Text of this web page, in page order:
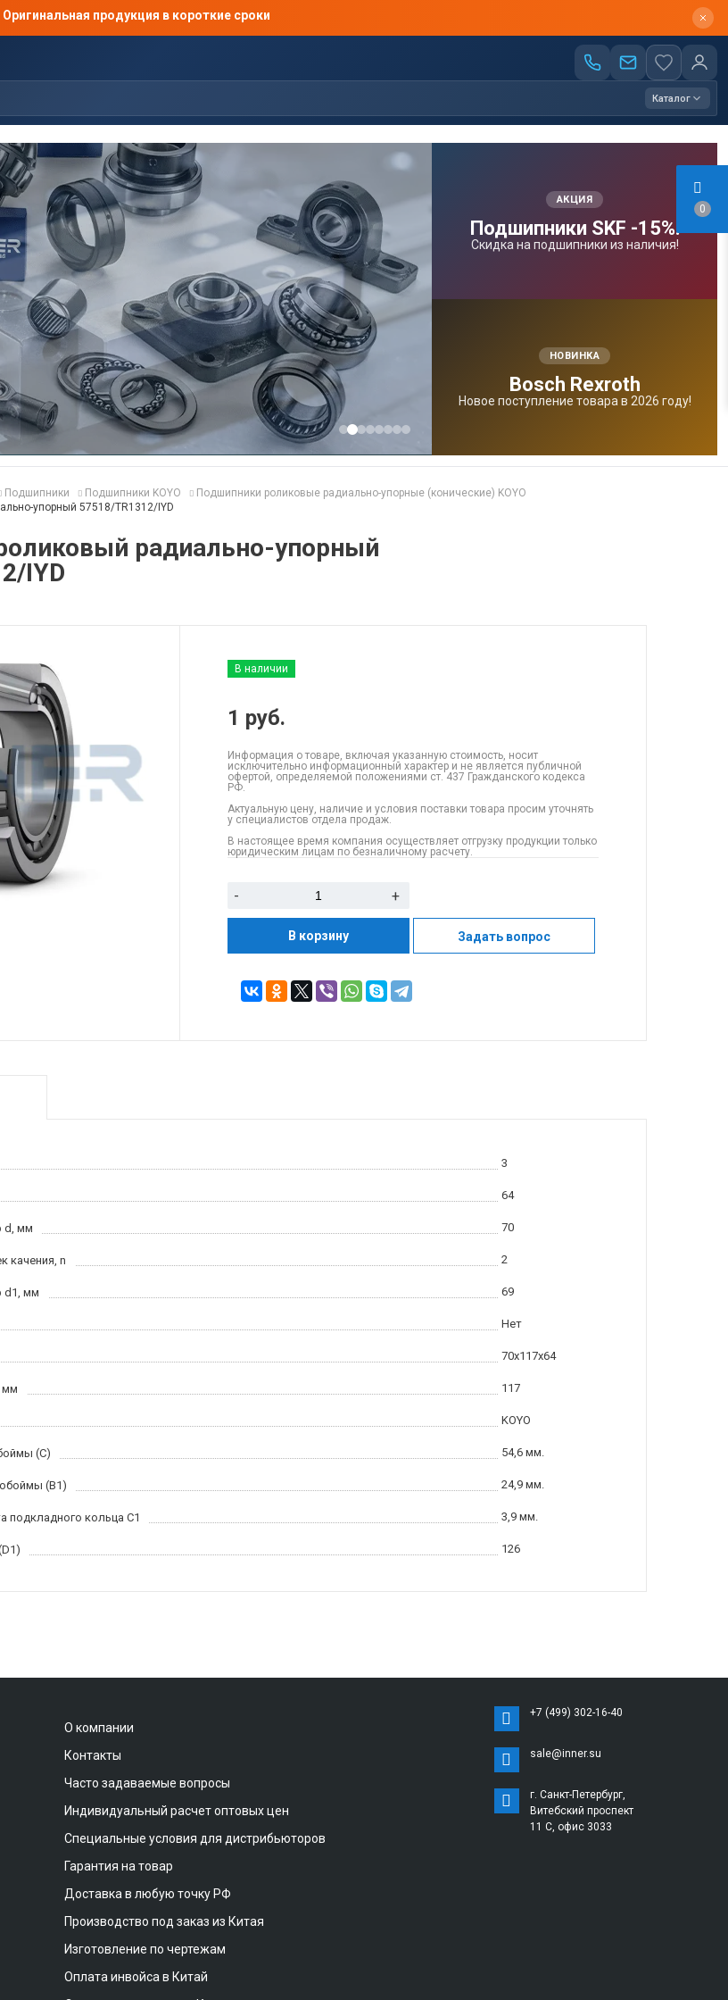
0
Оригинальная продукция в короткие сроки
Каталог
АКЦИЯ
Подшипники SKF -15%!
Скидка на подшипники из наличия!
НОВИНКА
Bosсh Rexroth
Новое поступление товара в 2026 году!
Подшипники Подшипники KOYO
Подшипники роликовые радиально-упорные (конические) KOYO
упорный 57518/TR1312/IYD
радиально-упорный
IYD
В наличии
1 руб.
Информация о товаре, включая указанную стоимость, носит
исключительно информационный характер и не является публичной
офертой, определяемой положениями ст. 437 Гражданского кодекса
РФ.
Актуальную цену, наличие и условия поставки товара просим уточнять
у специалистов отдела продаж.
В настоящее время компания осуществляет отгрузку продукции только
юридическим лицам по безналичному расчету.
- +
В корзину Задать вопрос
3
64
d, мм 70
качения, n 2
d1, мм 69
Нет
70x117x64
мм 117
KOYO
(C) 54,6 мм.
(B1) 24,9 мм.
подкладного кольца C1 3,9 мм.
126
О компании
Контакты
Часто задаваемые вопросы
Индивидуальный расчет оптовых цен
Специальные условия для дистрибьюторов
Гарантия на товар
Доставка в любую точку РФ
Производство под заказ из Китая
Изготовление по чертежам
Оплата инвойса в Китай
+7 (499) 302-16-40
sale@inner.su
г. Санкт-Петербург,
Витебский проспект
11 С, офис 3033